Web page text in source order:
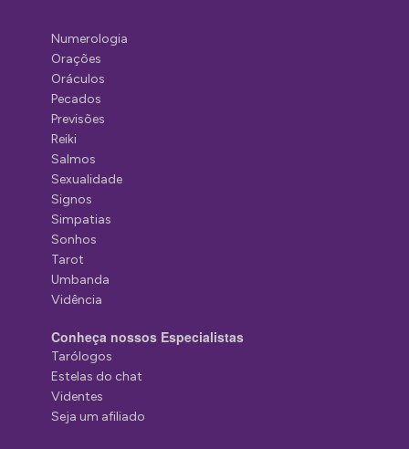
Numerologia
Orações
Oráculos
Pecados
Previsões
Reiki
Salmos
Sexualidade
Signos
Simpatias
Sonhos
Tarot
Umbanda
Vidência
Conheça nossos Especialistas
Tarólogos
Estelas do chat
Videntes
Seja um afiliado